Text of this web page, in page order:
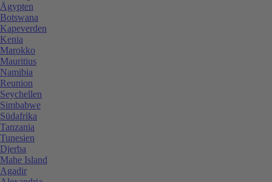
Ägypten
Botswana
Kapeverden
Kenia
Marokko
Mauritius
Namibia
Reunion
Seychellen
Simbabwe
Südafrika
Tanzania
Tunesien
Djerba
Mahe Island
Agadir